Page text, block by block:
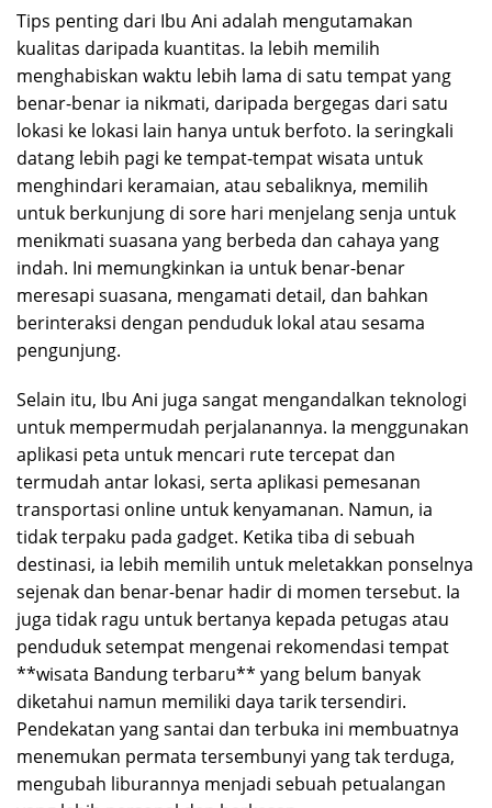
Tips penting dari Ibu Ani adalah mengutamakan
kualitas daripada kuantitas. Ia lebih memilih
menghabiskan waktu lebih lama di satu tempat yang
benar-benar ia nikmati, daripada bergegas dari satu
lokasi ke lokasi lain hanya untuk berfoto. Ia seringkali
datang lebih pagi ke tempat-tempat wisata untuk
menghindari keramaian, atau sebaliknya, memilih
untuk berkunjung di sore hari menjelang senja untuk
menikmati suasana yang berbeda dan cahaya yang
indah. Ini memungkinkan ia untuk benar-benar
meresapi suasana, mengamati detail, dan bahkan
berinteraksi dengan penduduk lokal atau sesama
pengunjung.
Selain itu, Ibu Ani juga sangat mengandalkan teknologi
untuk mempermudah perjalanannya. Ia menggunakan
aplikasi peta untuk mencari rute tercepat dan
termudah antar lokasi, serta aplikasi pemesanan
transportasi online untuk kenyamanan. Namun, ia
tidak terpaku pada gadget. Ketika tiba di sebuah
destinasi, ia lebih memilih untuk meletakkan ponselnya
sejenak dan benar-benar hadir di momen tersebut. Ia
juga tidak ragu untuk bertanya kepada petugas atau
penduduk setempat mengenai rekomendasi tempat
**wisata Bandung terbaru** yang belum banyak
diketahui namun memiliki daya tarik tersendiri.
Pendekatan yang santai dan terbuka ini membuatnya
menemukan permata tersembunyi yang tak terduga,
mengubah liburannya menjadi sebuah petualangan